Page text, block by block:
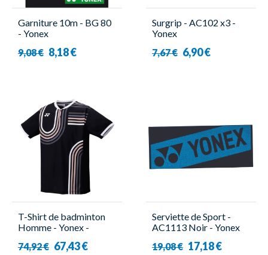
Garniture 10m - BG 80
- Yonex
9,08 € 8,18 €
Surgrip - AC102 x3 -
Yonex
7,67 € 6,90 €
T-Shirt de badminton
Homme - Yonex -
74,92 € 67,43 €
Serviette de Sport -
AC1113 Noir - Yonex
19,08 € 17,18 €